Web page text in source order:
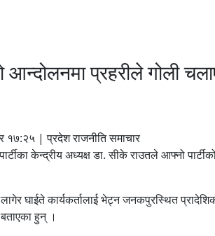
आन्दोलनमा प्रहरीले गोली
| प्रदेश राजनीति समाचार
केन्द्रीय अध्यक्ष डा. सीके राउतले आफ्नो
घाईते कार्यकर्तालाई भेट्न जनकपुरस्थित
हुन् ।